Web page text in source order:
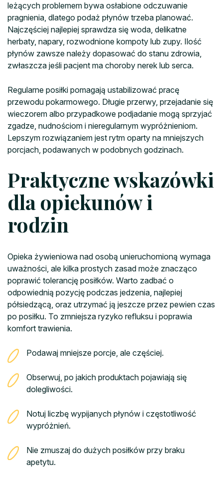
leżących problemem bywa osłabione odczuwanie
pragnienia, dlatego podaż płynów trzeba planować.
Najczęściej najlepiej sprawdza się woda, delikatne
herbaty, napary, rozwodnione kompoty lub zupy. Ilość
płynów zawsze należy dopasować do stanu zdrowia,
zwłaszcza jeśli pacjent ma choroby nerek lub serca.
Regularne posiłki pomagają ustabilizować pracę
przewodu pokarmowego. Długie przerwy, przejadanie się
wieczorem albo przypadkowe podjadanie mogą sprzyjać
zgadze, nudnościom i nieregularnym wypróżnieniom.
Lepszym rozwiązaniem jest rytm oparty na mniejszych
porcjach, podawanych w podobnych godzinach.
Praktyczne wskazówki
dla opiekunów i
rodzin
Opieka żywieniowa nad osobą unieruchomioną wymaga
uważności, ale kilka prostych zasad może znacząco
poprawić tolerancję posiłków. Warto zadbać o
odpowiednią pozycję podczas jedzenia, najlepiej
półsiedzącą, oraz utrzymać ją jeszcze przez pewien czas
po posiłku. To zmniejsza ryzyko refluksu i poprawia
komfort trawienia.
Podawaj mniejsze porcje, ale częściej.
Obserwuj, po jakich produktach pojawiają się
dolegliwości.
Notuj liczbę wypijanych płynów i częstotliwość
wypróżnień.
Nie zmuszaj do dużych posiłków przy braku
apetytu.